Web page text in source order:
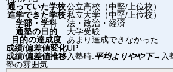
通っていた学校公立高校（中堅/上位校）
進学できた学校私立大学（中堅/上位校）
学部・学科
法・政治・経済
通塾の目的
大学受験
目的の達成度
あまり達成できなかった
成績/偏差値変化UP
成績/偏差値推移入塾時:平均よりやや下→ 入
塾の雰囲気